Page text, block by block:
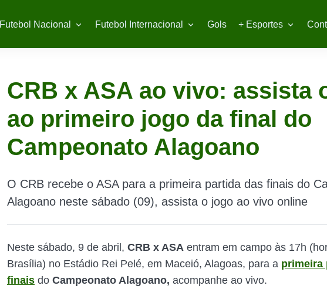
Futebol Nacional Futebol Internacional Gols + Esportes
CRB x ASA ao vivo: assista
ao primeiro jogo da final do
Campeonato Alagoano
O CRB recebe o ASA para a primeira partida das finais do
Alagoano neste sábado (09), assista o jogo ao vivo online
Neste sábado, 9 de abril, CRB x ASA entram em campo às 17h
Brasília) no Estádio Rei Pelé, em Maceió, Alagoas, para a primeira
finais do Campeonato Alagoano, acompanhe ao vivo.